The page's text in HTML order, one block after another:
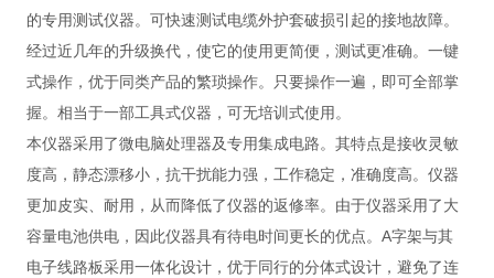
的专用测试仪器。可快速测试电缆外护套破损引起的接地故障。
经过近几年的升级换代，使它的使用更简便，测试更准确。一键
式操作，优于同类产品的繁琐操作。只要操作一遍，即可全部掌
握。相当于一部工具式仪器，可无培训式使用。
本仪器采用了微电脑处理器及专用集成电路。其特点是接收灵敏
度高，静态漂移小，抗干扰能力强，工作稳定，准确度高。仪器
更加皮实、耐用，从而降低了仪器的返修率。由于仪器采用了大
容量电池供电，因此仪器具有待电时间更长的优点。A字架与其
电子线路板采用一体化设计，优于同行的分体式设计，避免了连